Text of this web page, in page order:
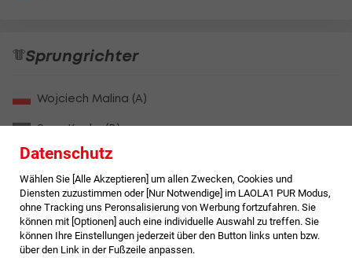
Sprungrichter
Wojciech Malina (A)
Sven Kuehn (B)
Petra Toivonen (C)
Wolfgang Perktold (D)
Pascal Malec (E)
Datenschutz
Wählen Sie [Alle Akzeptieren] um allen Zwecken, Cookies und
Diensten zuzustimmen oder [Nur Notwendige] im LAOLA1 PUR Modus,
ohne Tracking uns Peronsalisierung von Werbung fortzufahren. Sie
können mit [Optionen] auch eine individuelle Auswahl zu treffen. Sie
können Ihre Einstellungen jederzeit über den Button links unten bzw.
über den Link in der Fußzeile anpassen.